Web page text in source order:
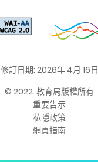
修訂日期: 2026年 4月 16日
© 2022. 教育局版權所有
重要告示
私隱政策
網頁指南